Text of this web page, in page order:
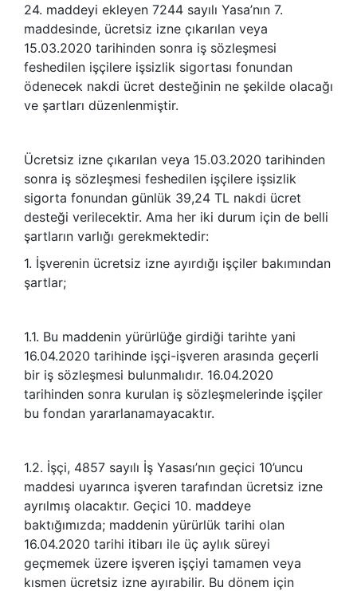
24. maddeyi ekleyen 7244 sayılı Yasa’nın 7.
maddesinde, ücretsiz izne çıkarılan veya
15.03.2020 tarihinden sonra iş sözleşmesi
feshedilen işçilere işsizlik sigortası fonundan
ödenecek nakdi ücret desteğinin ne şekilde olacağı
ve şartları düzenlenmiştir.
Ücretsiz izne çıkarılan veya 15.03.2020 tarihinden
sonra iş sözleşmesi feshedilen işçilere işsizlik
sigorta fonundan günlük 39,24 TL nakdi ücret
desteği verilecektir. Ama her iki durum için de belli
şartların varlığı gerekmektedir:
1. İşverenin ücretsiz izne ayırdığı işçiler bakımından
şartlar;
1.1. Bu maddenin yürürlüğe girdiği tarihte yani
16.04.2020 tarihinde işçi-işveren arasında geçerli
bir iş sözleşmesi bulunmalıdır. 16.04.2020
tarihinden sonra kurulan iş sözleşmelerinde işçiler
bu fondan yararlanamayacaktır.
1.2. İşçi, 4857 sayılı İş Yasası’nın geçici 10’uncu
maddesi uyarınca işveren tarafından ücretsiz izne
ayrılmış olacaktır. Geçici 10. maddeye
baktığımızda; maddenin yürürlük tarihi olan
16.04.2020 tarihi itibarı ile üç aylık süreyi
geçmemek üzere işveren işçiyi tamamen veya
kısmen ücretsiz izne ayırabilir. Bu dönem için